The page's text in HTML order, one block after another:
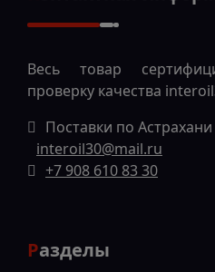
Весь товар
проверку качества
Поставки по
interoil30@mail.ru
+7 908 610 83 30
Разделы